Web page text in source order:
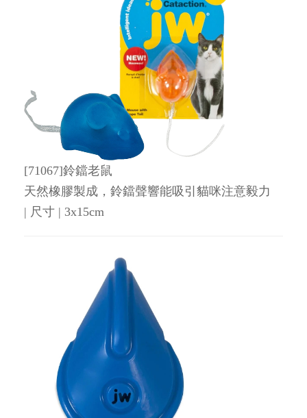
[71067]鈴鐺老鼠
天然橡膠製成，鈴鐺聲響能吸引貓咪注意毅力
| 尺寸 | 3x15cm